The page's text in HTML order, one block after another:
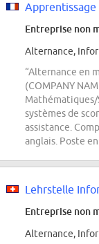
Entreprise non
Alternance,
“Alternance en
(COMPANY
systèmes de
assistance.
anglais. Poste
Entreprise non
Alternance,